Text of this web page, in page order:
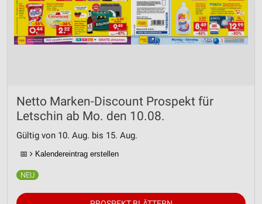
Netto Marken-Discount Prospekt für
Letschin ab Mo. den 10.08.
Gültig von 10. Aug. bis 15. Aug.
📅 Kalendereintrag erstellen